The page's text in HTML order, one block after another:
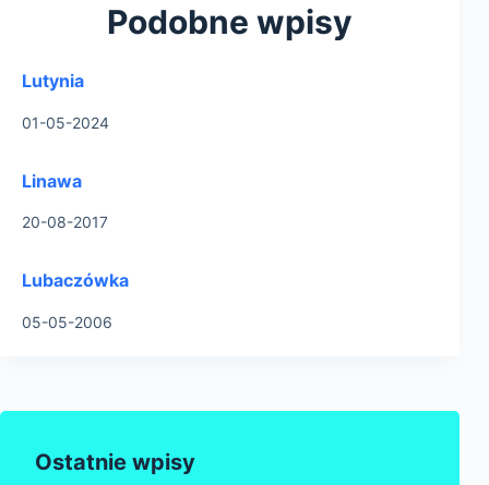
Podobne wpisy
Lutynia
01-05-2024
Linawa
20-08-2017
Lubaczówka
05-05-2006
Ostatnie wpisy